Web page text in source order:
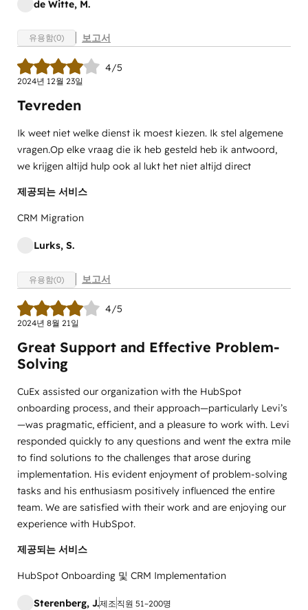
de Witte, M.
유용함(0) 보고서
4/5
2024년 12월 23일
Tevreden
Ik weet niet welke dienst ik moest kiezen. Ik stel algemene
vragen.Op elke vraag die ik heb gesteld heb ik antwoord,
we krijgen altijd hulp ook al lukt het niet altijd direct
제공되는 서비스
CRM Migration
Lurks, S.
유용함(0) 보고서
4/5
2024년 8월 21일
Great Support and Effective Problem-
Solving
CuEx assisted our organization with the HubSpot
onboarding process, and their approach—particularly Levi’s
—was pragmatic, efficient, and a pleasure to work with. Levi
responded quickly to any questions and went the extra mile
to find solutions to the challenges that arose during
implementation. His evident enjoyment of problem-solving
tasks and his enthusiasm positively influenced the entire
team. We are satisfied with their work and are enjoying our
experience with HubSpot.
제공되는 서비스
HubSpot Onboarding 및 CRM Implementation
Sterenberg, J.제조 직원 51~200명